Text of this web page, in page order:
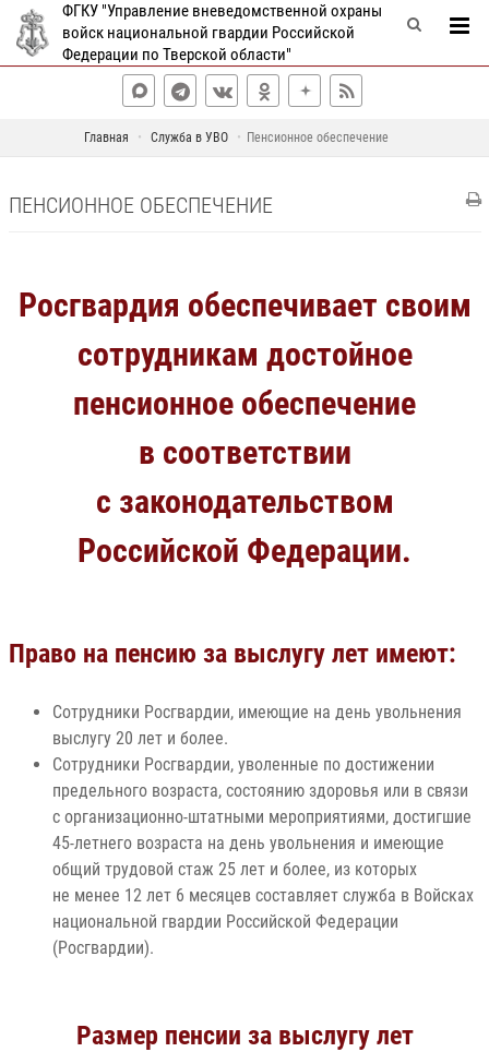
ФГКУ "Управление вневедомственной охраны
войск национальной гвардии Российской
Федерации по Тверской области"
Главная Служба в УВО Пенсионное обеспечение
ПЕНСИОННОЕ ОБЕСПЕЧЕНИЕ
Росгвардия обеспечивает своим
сотрудникам достойное
пенсионное обеспечение
в соответствии
с законодательством
Российской Федерации.
Право на пенсию за выслугу лет имеют:
Сотрудники Росгвардии, имеющие на день увольнения
выслугу 20 лет и более.
Сотрудники Росгвардии, уволенные по достижении
предельного возраста, состоянию здоровья или в связи
с организационно-штатными мероприятиями, достигшие
45-летнего возраста на день увольнения и имеющие
общий трудовой стаж 25 лет и более, из которых
не менее 12 лет 6 месяцев составляет служба в Войсках
национальной гвардии Российской Федерации
(Росгвардии).
Размер пенсии за выслугу лет